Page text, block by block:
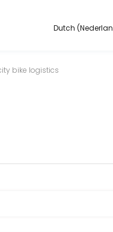
Dutch
things done reliably.
bike logistics